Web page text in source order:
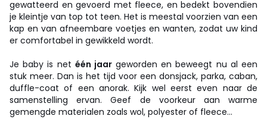
gewatteerd en gevoerd met fleece, en bedekt bovendien
je kleintje van top tot teen. Het is meestal voorzien van een
kap en van afneembare voetjes en wanten, zodat uw kind
er comfortabel in gewikkeld wordt.
Je baby is net één jaargeworden en beweegt nu al een
stuk meer. Dan is het tijd voor een donsjack, parka, caban,
duffle-coat of een anorak. Kijk wel eerst even naar de
samenstelling ervan. Geef de voorkeur aan warme
gemengde materialen zoals wol, polyester of fleece...